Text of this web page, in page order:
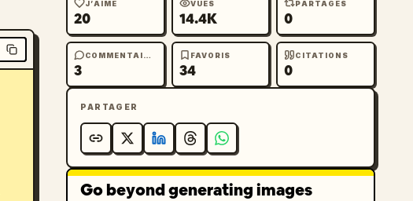
J’AIME
20
VUES
14.4K
PARTAGES
0
COMMENTAIRES
3
FAVORIS
34
CITATIONS
0
PARTAGER
Go beyond generating images